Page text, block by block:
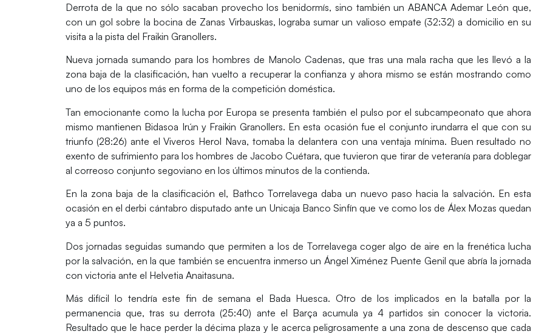
Derrota de la que no sólo sacaban provecho los benidormís, sino también unABANCA Ademar León que,
con un gol sobre la bocina de Zanas Virbauskas, lograba sumar un valioso empate (32:32) a domicilio en su
visita a la pista del Fraikin Granollers.
Nueva jornada sumando para los hombres de Manolo Cadenas, que tras una mala racha que les llevó a la
zona baja de la clasificación, han vuelto a recuperar la confianza y ahora mismo se están mostrando como
uno de los equipos más en forma de la competición doméstica.
Tan emocionante como la lucha por Europa se presenta también el pulso por el subcampeonato que ahora
mismo mantienen Bidasoa Irún y Fraikin Granollers. En esta ocasión fue el conjunto irundarra el que con su
triunfo (28:26) ante elViveros Herol Nava, tomaba la delantera con una ventaja mínima. Buen resultado no
exento de sufrimiento para los hombres de Jacobo Cuétara, que tuvieron que tirar de veteranía para doblegar
al correoso conjunto segoviano en los últimos minutos de la contienda.
En la zona baja de la clasificación el, Bathco Torrelavegadaba un nuevo paso hacia la salvación. En esta
ocasión en el derbi cántabro disputado ante un Unicaja Banco Sinfínque ve como los de Álex Mozas quedan
ya a 5 puntos.
Dos jornadas seguidas sumando que permiten a los de Torrelavega coger algo de aire en la frenética lucha
por la salvación, en la que también se encuentra inmerso un Ángel Ximénez Puente Genil que abría la jornada
con victoria ante el Helvetia Anaitasuna.
Más difícil lo tendría este fin de semana el Bada Huesca. Otro de los implicados en la batalla por la
permanencia que, tras su derrota (25:40) ante el Barça acumula ya 4 partidos sin conocer la victoria.
Resultado que le hace perder la décima plaza y le acerca peligrosamente a una zona de descenso que cada